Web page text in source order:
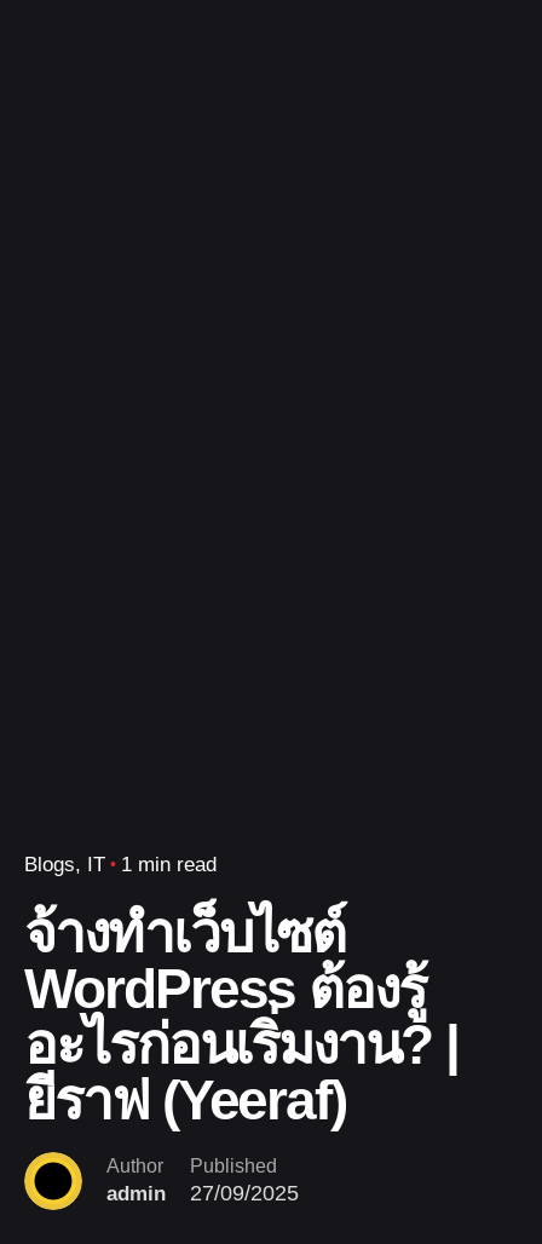
Blogs IT 1 min read
จ้างทำเว็บไซต์
WordPress ต้องรู้
อะไรก่อนเริ่มงาน? |
ยีราฟ (Yeeraf)
Author
admin
Published
27/09/2025